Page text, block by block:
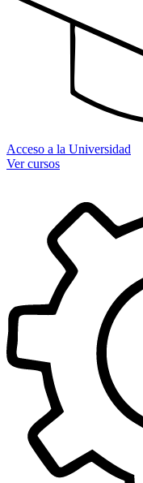
Acceso a la Universidad
Ver cursos